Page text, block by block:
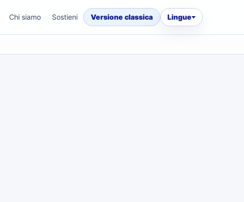
Chi siamo Sostieni Versione classica Lingue